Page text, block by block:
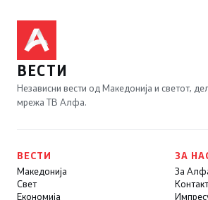
ВЕСТИ
Независни вести од Македонија и светот,
мрежа ТВ Алфа.
ВЕСТИ
Македонија
Свет
Економија
ЗА
За
Контакт